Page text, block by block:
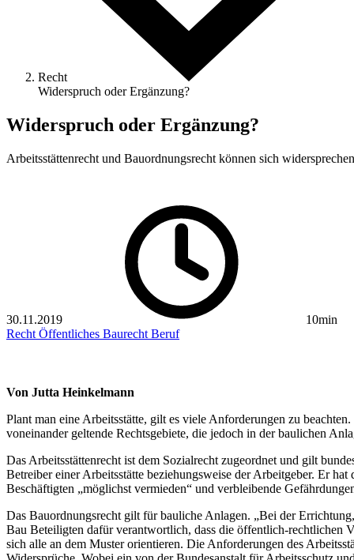
Recht
Widerspruch oder Ergänzung?
Widerspruch oder Ergänzung?
Arbeitsstättenrecht und Bauordnungsrecht können sich
30.11.2019
10min
Recht Öffentliches Baurecht Beruf
Von Jutta Heinkelmann
Plant man eine Arbeitsstätte, gilt es viele Anforderungen zu
voneinander geltende Rechtsgebiete, die jedoch in der baulichen
Das Arbeitsstättenrecht ist dem Sozialrecht zugeordnet und gilt
Betreiber einer Arbeitsstätte beziehungsweise der Arbeitgeber. Er
Beschäftigten „möglichst vermieden“ und verbleibende
Das Bauordnungsrecht gilt für bauliche Anlagen. „Bei der
Bau Beteiligten dafür verantwortlich, dass die öffentlich-rechtlichen
sich alle an dem Muster orientieren. Die Anforderungen des